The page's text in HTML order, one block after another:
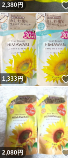
2,380円
1,333円
2,080円